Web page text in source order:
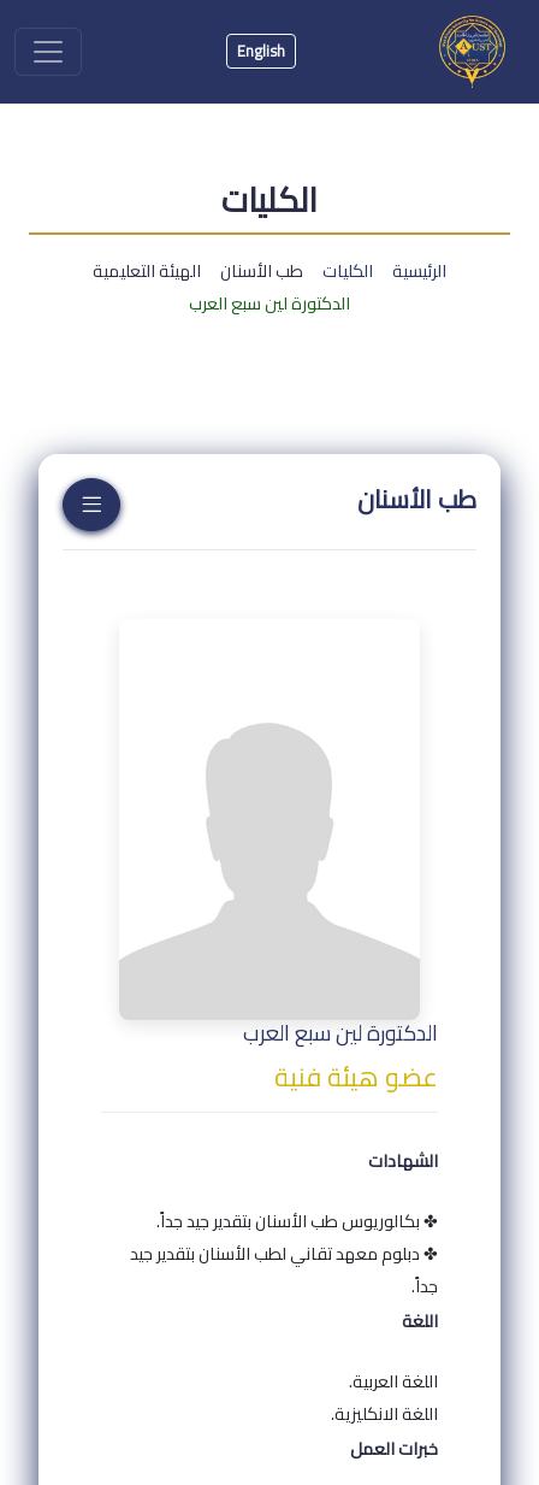
English
الكليات
الرئيسية الكليات طب الأسنان
الهيئة التعليمية
الدكتورة لين سبع العرب
طب الأسنان
الدكتورة لين سبع العرب
عضو هيئة فنية
الشهادات
✤ بكالوريوس طب الأسنان بتقدير جيد جداً.
✤ دبلوم معهد تقاني لطب الأسنان بتقدير جيد
جداً.
اللغة
اللغة العربية.
اللغة الانكليزية.
خبرات العمل